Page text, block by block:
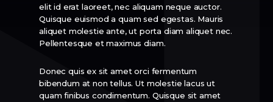
elit id erat laoreet, nec aliquam neque auctor.
Quisque euismod a quam sed egestas. Mauris
aliquet molestie ante, ut porta diam aliquet nec.
Pellentesque et maximus diam.
Donec quis ex sit amet orci fermentum
bibendum at non tellus. Ut molestie lacus ut
quam finibus condimentum. Quisque sit amet